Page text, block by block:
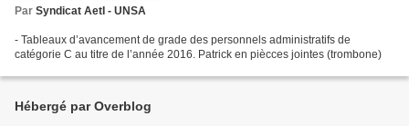
Par Syndicat AetI - UNSA
- Tableaux d’avancement de grade des personnels administratifs de
catégorie C au titre de l’année 2016. Patrick en piècces jointes (trombone)
Hébergé par Overblog